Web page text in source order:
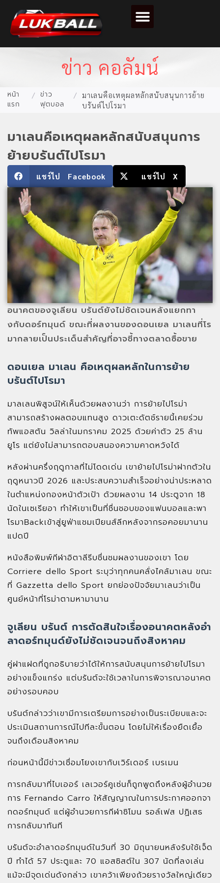
ข่าว คอลัมน์
หน้า
แรก
/ ข่าว
ฟุตบอล
/
มาเลนคือเหตุผลหลักสนับสนุนการย้าย
บรันต์ไปโรมา
มาเลนคือเหตุผลหลักสนับสนุนการ
ย้ายบรันต์ไปโรมา
แชร์ไป Facebook แชร์ไป X
อนาคตของจูเลียน บรันต์ยังไม่ชัดเจนหลังแยกทา
งกับดอร์ทมุนด์ ขณะที่ผลงานของดอนเยล มาเลนที่โร
มากลายเป็นประเด็นสำคัญที่อาจชี้ทางตลาดซื้อขาย
ดอนเยล มาเลน คือเหตุผลหลักในการย้าย
บรันต์ไปโรมา
มาลเลนพิสูจน์ให้เห็นด้วยผลงานว่า การย้ายไปโรม่า
สามารถสร้างผลตอบแทนสูง ดาวเตะดัตช์รายนี้เคยร่วม
ทัพแอสตัน วิลล่าในมกราคม 2025 ด้วยค่าตัว 25 ล้าน
ยูโร แต่ยังไม่สามารถตอบสนองความคาดหวังได้
หลังผ่านครึ่งฤดูกาลที่ไม่โดดเด่น เขาย้ายไปโรม่าฝากตัวใน
ฤดูหนาวปี 2026 และประสบความสำเร็จอย่างน่าประหลาด
ในตำแหน่งกองหน้าตัวเป้า ด้วยผลงาน 14 ประตูจาก 18
นัดในเซเรียอา ทำให้เขาเป็นที่ชื่นชอบของแฟนบอลและพา
โรมาBackเข้าสู่ยูฟ่าแชมเปียนส์ลีกหลังจากรอคอยมานาน
แปดปี
หนังสือพิมพ์กีฬาอิตาลีรีบชื่นชมผลงานของเขา โดย
Corriere dello Sport ระบุว่าทุกคนคลั่งไคล้มาเลน ขณะ
ที่ Gazzetta dello Sport ยกย่องปัจจัยมาเลนว่าเป็น
ศูนย์หน้าที่โรม่าตามหามานาน
จูเลียน บรันต์ การตัดสินใจเรื่องอนาคตหลังอำ
ลาดอร์ทมุนด์ยังไม่ชัดเจนจนถึงสิงหาคม
คู่ฝาแฝดที่ถูกอธิบายว่าได้ให้การสนับสนุนการย้ายไปโรมา
อย่างแข็งแกร่ง แต่บรันต์จะใช้เวลาในการพิจารณาอนาคต
อย่างรอบคอบ
บรันต์กล่าวว่าเขามีการเตรียมการอย่างเป็นระเบียบและจะ
ประเมินสถานการณ์ไปทีละขั้นตอน โดยไม่ให้เรื่องยืดเยื้อ
จนถึงเดือนสิงหาคม
ก่อนหน้านี้มีข่าวเชื่อมโยงเขากับเวิร์เดอร์ เบรเมน
การกลับมาที่ไบเออร์ เลเวอร์คูเซ่นก็ถูกพูดถึงหลังผู้อำนวย
การ Fernando Carro ให้สัญญาณในการประกาศออกจา
กดอร์ทมุนด์ แต่ผู้อำนวยการกีฬาซิโมน รอล์เฟส ปฏิเสธ
การกลับมาทันที
บรันต์จะอำลาดอร์ทมุนด์ในวันที่ 30 มิถุนายนหลังรับใช้เจ็ด
ปี ทำได้ 57 ประตูและ 70 แอสซิสต์ใน 307 นัดที่ลงเล่น
แม้จะมีจุดเด่นดังกล่าว เขาคว้าเพียงถ้วยรางวัลใหญ่เดียว